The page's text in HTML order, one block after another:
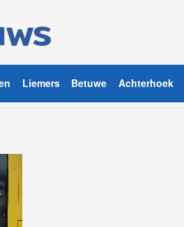
Liemers Betuwe Achterhoek